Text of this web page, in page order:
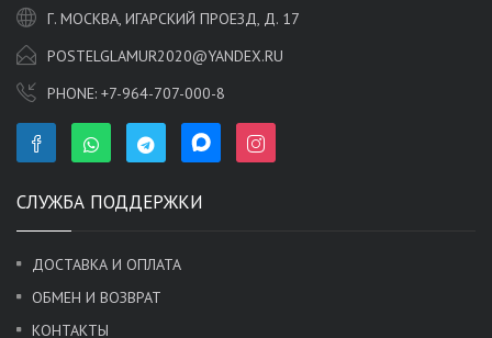
Г. МОСКВА, ИГАРСКИЙ ПРОЕЗД, Д. 17
POSTELGLAMUR2020@YANDEX.RU
PHONE: +7-964-707-000-8
СЛУЖБА ПОДДЕРЖКИ
ДОСТАВКА И ОПЛАТА
ОБМЕН И ВОЗВРАТ
КОНТАКТЫ